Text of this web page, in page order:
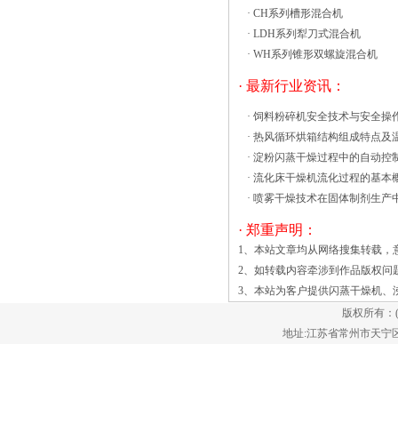
· CH系列槽形混合机
· LDH系列犁刀式混合机
· WH系列锥形双螺旋混合机
· 最新行业资讯：
· 饲料粉碎机安全技术与安全操
· 热风循环烘箱结构组成特点及
· 淀粉闪蒸干燥过程中的自动控
· 流化床干燥机流化过程的基本
· 喷雾干燥技术在固体制剂生产
· 郑重声明：
1、本站文章均从网络搜集转载
2、如转载内容牵涉到作品版权
3、本站为客户提供闪蒸干燥机、
版权所有
地址:江苏省常州市天宁